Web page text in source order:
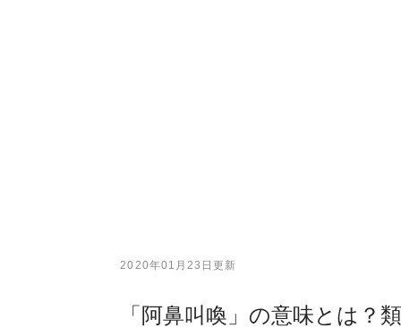
2020年01月23日更新
「阿鼻叫喚」の意味とは？